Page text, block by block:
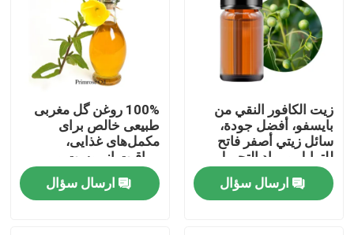
خونه
محصولات
زيت الكافور النقي من
بايسفو، أفضل جودة،
سائل زيتي أصفر فاتح
للتوابل ومواد التجميل
الخام
ارسال سؤال
100% روغن گل مغربی
طبیعی خالص برای
مکمل‌های غذایی،
مراقبت از پوست و
محصولات مراقبت
شخصی ارسال سؤال